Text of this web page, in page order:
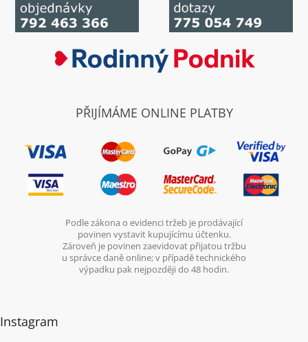
PŘIJÍMÁME ONLINE PLATBY
Podle zákona o evidenci tržeb je prodávající
povinen vystavit kupujícímu účtenku.
Zároveň je povinen zaevidovat přijatou tržbu
u správce daně online; v případě technického
výpadku pak nejpozději do 48 hodin.
Instagram